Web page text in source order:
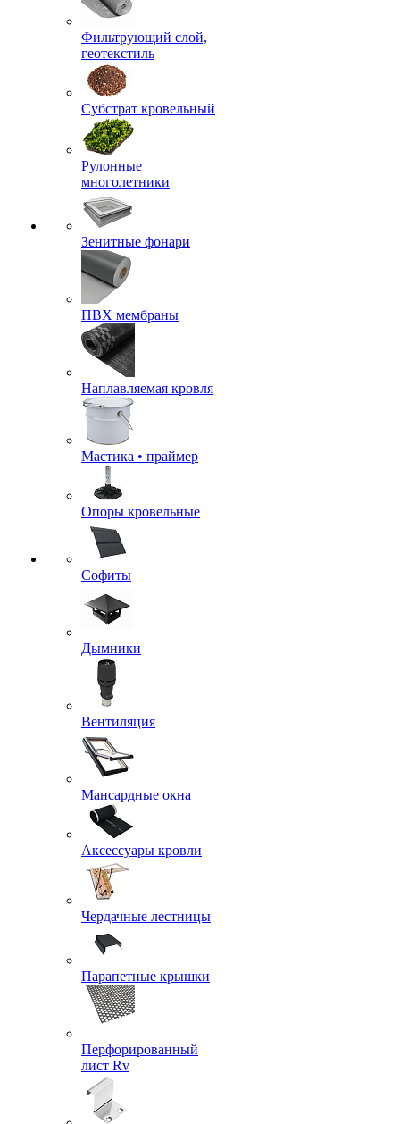
Фильтрующий слой,
геотекстиль
Субстрат кровельный
Рулонные
многолетники
Зенитные фонари
ПВХ мембраны
Наплавляемая кровля
Мастика • праймер
Опоры кровельные
Софиты
Дымники
Вентиляция
Мансардные окна
Аксессуары кровли
Чердачные лестницы
Парапетные крышки
Перфорированный
лист Rv